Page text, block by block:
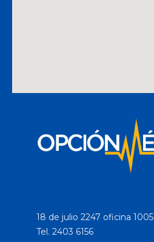
18 de julio 2247 oficina 1005
Tel. 2403 6156